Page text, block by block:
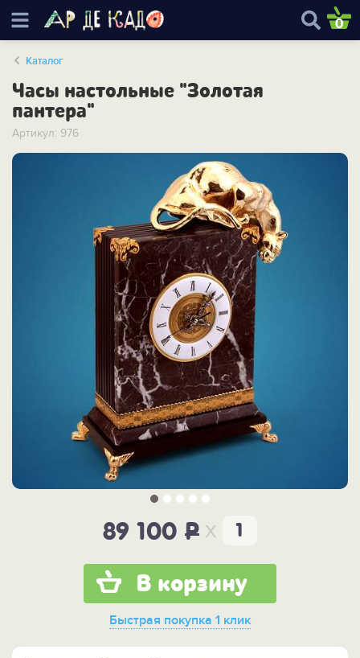
0
Каталог
Часы настольные "Золотая
пантера"
Артикул: 976
89 100 P x
В корзину
Быстрая покупка 1 клик